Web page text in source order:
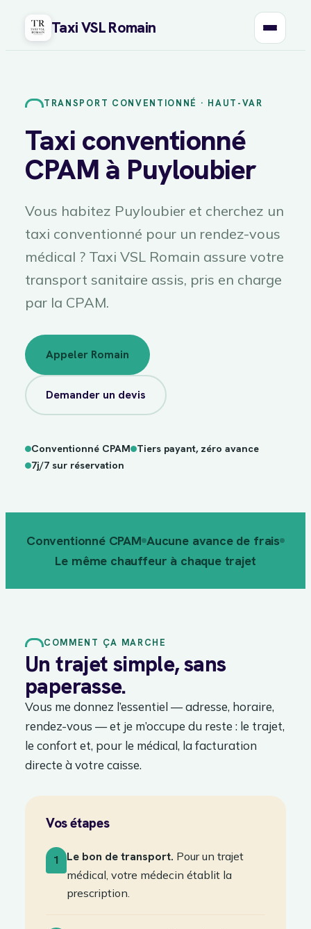
Taxi VSL Romain
TRANSPORT CONVENTIONNÉ · HAUT-VAR
Taxi conventionné
CPAM à Puyloubier
Vous habitez Puyloubier et cherchez un
taxi conventionné pour un rendez-vous
médical ? Taxi VSL Romain assure votre
transport sanitaire assis, pris en charge
par la CPAM.
Appeler Romain
Demander un devis
Conventionné CPAM Tiers payant, zéro avance
7j/7 sur réservation
7j/7sur
réservation
Conventionné CPAM Aucune avance de frais
Le même chauffeur à chaque trajet
COMMENT ÇA MARCHE
Un trajet simple, sans
paperasse.
Vous me donnez l’essentiel — adresse, horaire,
rendez-vous — et je m’occupe du reste : le trajet,
le confort et, pour le médical, la facturation
directe à votre caisse.
Vos étapes
1 Le bon de transport. Pour un trajet
médical, votre médecin établit la
prescription.